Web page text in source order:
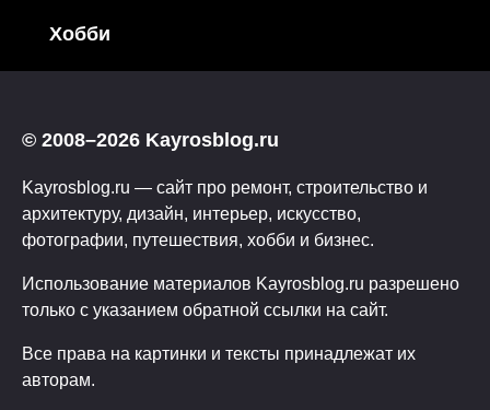
Хобби
© 2008–2026 Kayrosblog.ru
Kayrosblog.ru — сайт про ремонт, строительство и
архитектуру, дизайн, интерьер, искусство,
фотографии, путешествия, хобби и бизнес.
Использование материалов Kayrosblog.ru разрешено
только с указанием обратной ссылки на сайт.
Все права на картинки и тексты принадлежат их
авторам.